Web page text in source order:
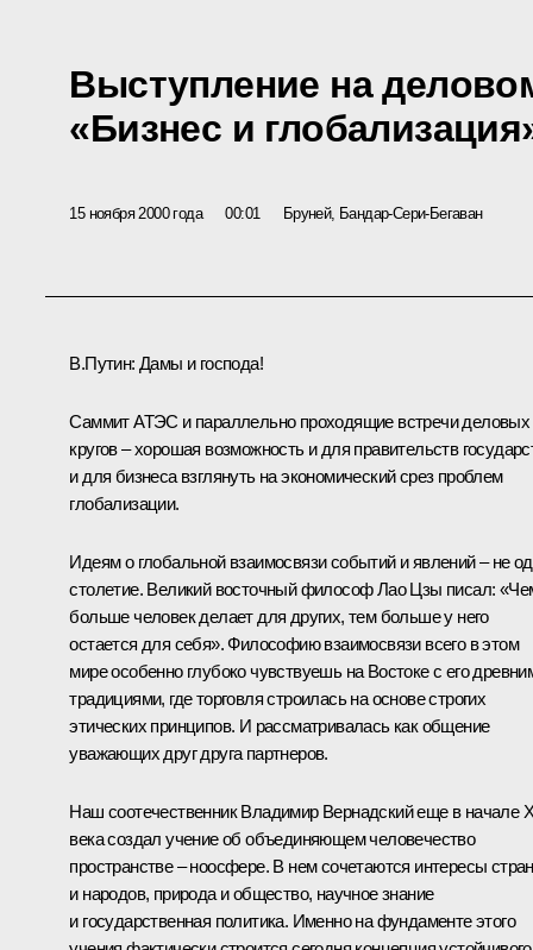
Выступление на
«Бизнес и
15 ноября 2000 года 00:01 Бруней, Бандар-Сери-Бегаван
В.Путин: Дамы и господа!
Саммит АТЭС и параллельно проходящие встречи деловых
кругов – хорошая возможность и для правительств
и для бизнеса взглянуть на экономический срез проблем
глобализации.
Идеям о глобальной взаимосвязи событий и явлений – не
столетие. Великий восточный философ Лао Цзы писал:
больше человек делает для других, тем больше у него
остается для себя». Философию взаимосвязи всего в этом
мире особенно глубоко чувствуешь на Востоке с его
традициями, где торговля строилась на основе строгих
этических принципов. И рассматривалась как общение
уважающих друг друга партнеров.
Наш соотечественник Владимир Вернадский еще в начале
века создал учение об объединяющем человечество
пространстве – ноосфере. В нем сочетаются интересы стран
и народов, природа и общество, научное знание
и государственная политика. Именно на фундаменте этого